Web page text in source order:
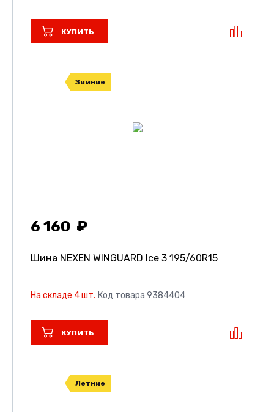
КУПИТЬ
Зимние
6 160
Шина NEXEN WINGUARD Ice 3 195/60R15
На складе 4 шт. Код товара 9384404
КУПИТЬ
Летние